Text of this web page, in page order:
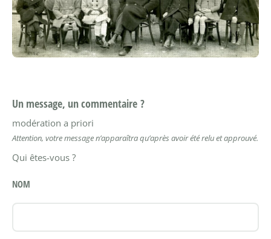
Un message, un commentaire ?
modération a priori
Attention, votre message n’apparaîtra qu’après avoir été relu et approuvé.
Qui êtes-vous ?
NOM